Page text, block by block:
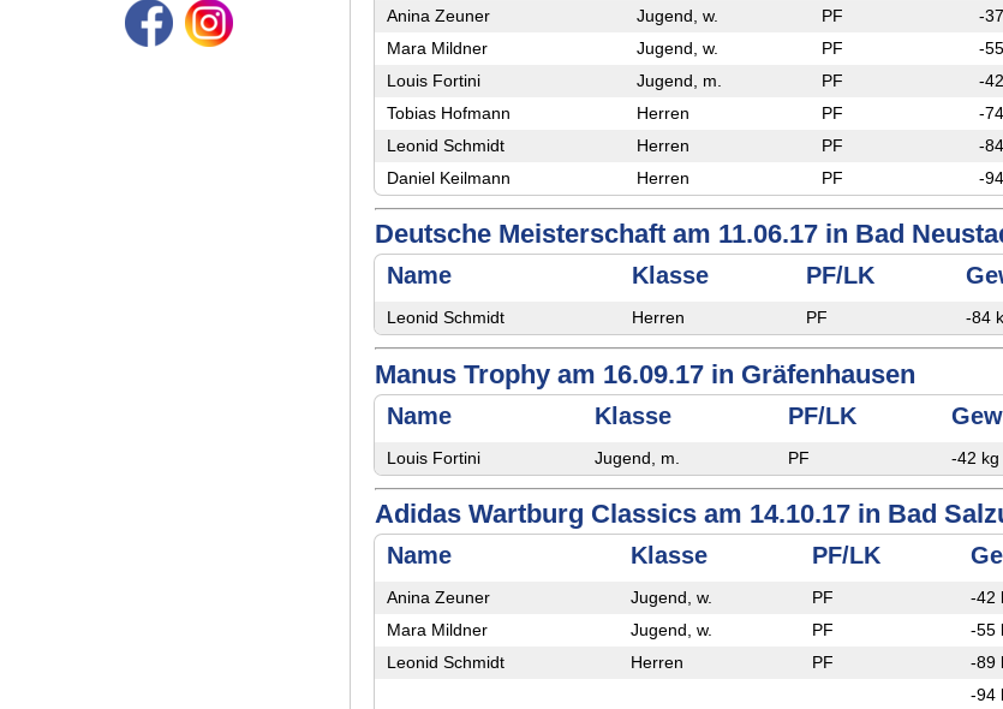
Anina Zeuner Jugend, w. PF -
Mara Mildner
Jugend, w. PF -
Louis Fortini
Jugend, m. PF -
Tobias Hofmann
Herren PF -
Leonid Schmidt
Herren PF -
Daniel Keilmann
Herren PF -
Deutsche Meisterschaft am 11.06.17 in Bad
Name Klasse PF/LK
Leonid Schmidt Herren PF -84
Manus Trophy am 16.09.17 in Gräfenhausen
Name Klasse PF/LK
Louis Fortini Jugend, m. PF -42 kg
Adidas Wartburg Classics am 14.10.17 in Bad
Name Klasse PF/LK
Anina Zeuner Jugend, w. PF -42
Mara Mildner
Jugend, w. PF -55
Leonid Schmidt
Herren PF -89
-94